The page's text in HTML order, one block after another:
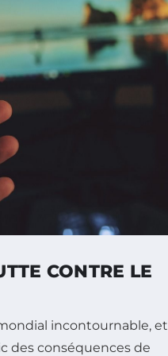
CONTRE LE
incontournable, et
des conséquences de